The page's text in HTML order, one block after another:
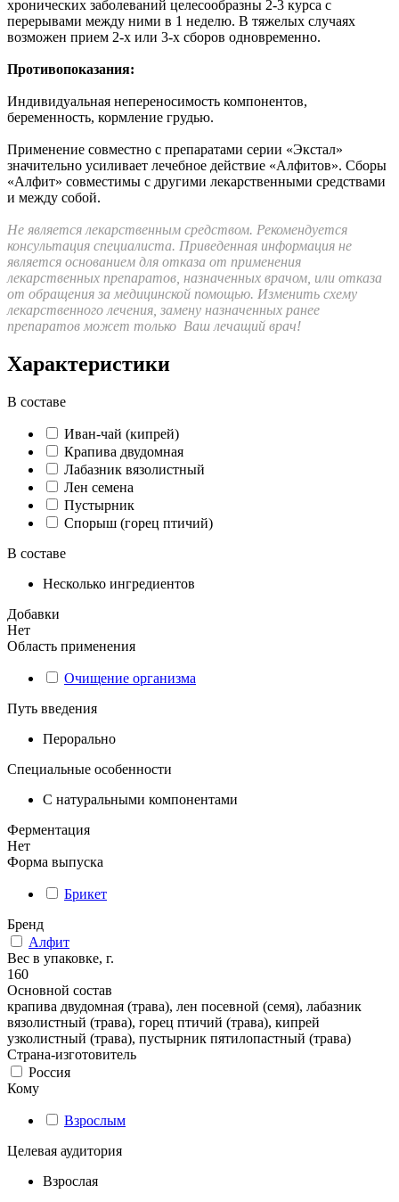
хронических заболеваний целесообразны 2-3 курса с
перерывами между ними в 1 неделю. В тяжелых случаях
возможен прием 2-х или 3-х сборов одновременно.
Противопоказания:
Индивидуальная непереносимость компонентов,
беременность, кормление грудью.
Применение совместно с препаратами серии «Экстал»
значительно усиливает лечебное действие «Алфитов». Сборы
«Алфит» совместимы с другими лекарственными средствами
и между собой.
Не является лекарственным средством. Рекомендуется
консультация специалиста. Приведенная информация не
является основанием для отказа от применения
лекарственных препаратов, назначенных врачом, или отказа
от обращения за медицинской помощью. Изменить схему
лекарственного лечения, замену назначенных ранее
препаратов может только Ваш лечащий врач!
Характеристики
В составе
Иван-чай (кипрей)
Крапива двудомная
Лабазник вязолистный
Лен семена
Пустырник
Спорыш (горец птичий)
В составе
Несколько ингредиентов
Добавки
Нет
Область применения
Очищение организма
Путь введения
Перорально
Специальные особенности
С натуральными компонентами
Ферментация
Нет
Форма выпуска
Брикет
Бренд
Алфит
Вес в упаковке, г.
160
Основной состав
крапива двудомная (трава), лен посевной (семя), лабазник
вязолистный (трава), горец птичий (трава), кипрей
узколистный (трава), пустырник пятилопастный (трава)
Страна-изготовитель
Россия
Кому
Взрослым
Целевая аудитория
Взрослая